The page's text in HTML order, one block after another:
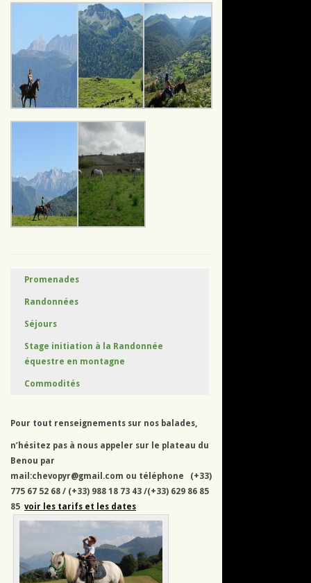
Promenades
Randonnées
Séjours
Stage initiation à la Randonnée
équestre en montagne
Commodités
Pour tout renseignements sur nos balades,
n’hésitez pas à nous appeler sur le plateau du
Benou par
mail:chevopyr@gmail.com ou téléphone (+33)
775 67 52 68 / (+33) 988 18 73 43 /(+33) 629 86 85
85 voir les tarifs et les dates